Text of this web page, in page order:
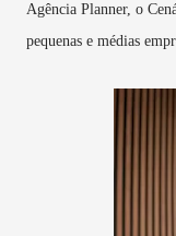
Agência Planner, o
pequenas e médias